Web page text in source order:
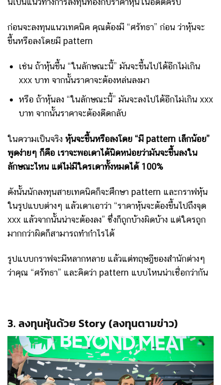
ก่อนจะลงทุนแนวเทคนิค คุณต้องมี “ศรัทธา” ก่อน ว่าหุ้นจะ
ขึ้นหรือลงโดยมี pattern
เช่น ถ้าหุ้นขึ้น “ในลักษณะนี้” มันจะขึ้นไปได้อีกไม่เกิน
xxx บาท จากนั้นราคาจะต้องหล่นลงมา
หรือ ถ้าหุ้นลง “ในลักษณะนี้” มันจะลงไปได้อีกไม่เกิน xxx
บาท จากนั้นราคาจะต้องดีดกลับ
ในความเป็นจริง หุ้นจะขึ้นหรือลงโดย “มี pattern เล็กน้อย”
พูดง่ายๆ ก็คือ เราจะพอเดาได้นิดหน่อยว่ามันจะขึ้นลงใน
ลักษณะไหน แต่ไม่มีใครเดาทั้งหมดได้ 100%
ดังนั้นนักลงทุนสายเทคนิคก็จะศึกษา pattern และกราฟหุ้น
ในรูปแบบต่างๆ แล้วเดาเอาว่า “ราคาหุ้นจะต้องขึ้นไปถึงจุด
xxx แล้วจากนั้นน่าจะต้องลง” ซึ่งก็ถูกบ้างผิดบ้าง แต่ใครถูก
มากกว่าผิดก็สามารถทำกำไรได้
รูปแบบกราฟจะมีหลากหลาย แล้วแต่ทฤษฎีของสำนักต่างๆ
ว่าคุณ “ศรัทธา” และคิดว่า pattern แบบไหนน่าเชื่อกว่ากัน
3. ลงทุนหุ้นด้วย Story (ลงทุนตามข่าว)